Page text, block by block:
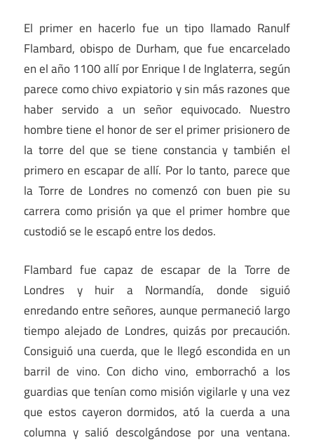
El primer en hacerlo fue un tipo llamado Ranulf
Flambard, obispo de Durham, que fue encarcelado
en el año 1100 allí por Enrique I de Inglaterra, según
parece como chivo expiatorio y sin más razones que
haber servido a un señor equivocado. Nuestro
hombre tiene el honor de ser el primer prisionero de
la torre del que se tiene constancia y también el
primero en escapar de allí. Por lo tanto, parece que
la Torre de Londres no comenzó con buen pie su
carrera como prisión ya que el primer hombre que
custodió se le escapó entre los dedos.
Flambard fue capaz de escapar de la Torre de
Londres y huir a Normandía, donde siguió
enredando entre señores, aunque permaneció largo
tiempo alejado de Londres, quizás por precaución.
Consiguió una cuerda, que le llegó escondida en un
barril de vino. Con dicho vino, emborrachó a los
guardias que tenían como misión vigilarle y una vez
que estos cayeron dormidos, ató la cuerda a una
columna y salió descolgándose por una ventana.